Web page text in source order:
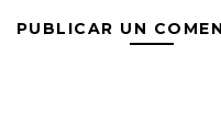
PUBLICAR UN